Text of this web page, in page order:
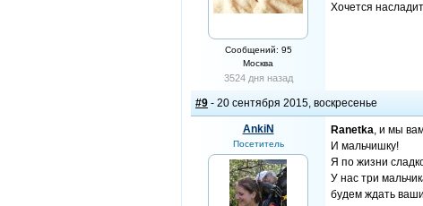
Сообщений: 95
Москва
3524 дня назад
Хочется
#9 - 20 сентября 2015, воскресенье
AnkiN
Посетитель
Ranetka, и мы
И мальчишку!
Я по жизни
У нас три
будем ждать